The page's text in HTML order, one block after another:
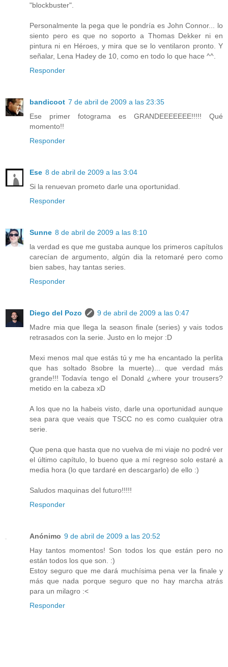
"blockbuster".
Personalmente la pega que le pondría es John Connor... lo
siento pero es que no soporto a Thomas Dekker ni en
pintura ni en Héroes, y mira que se lo ventilaron pronto. Y
señalar, Lena Hadey de 10, como en todo lo que hace ^^.
Responder
bandicoot 7 de abril de 2009 a las 23:35
Ese primer fotograma es GRANDEEEEEEE!!!!! Qué
momento!!
Responder
Ese 8 de abril de 2009 a las 3:04
Si la renuevan prometo darle una oportunidad.
Responder
Sunne 8 de abril de 2009 a las 8:10
la verdad es que me gustaba aunque los primeros capítulos
carecían de argumento, algún dia la retomaré pero como
bien sabes, hay tantas series.
Responder
Diego del Pozo
9 de abril de 2009 a las 0:47
Madre mia que llega la season finale (series) y vais todos
retrasados con la serie. Justo en lo mejor :D
Mexi menos mal que estás tú y me ha encantado la perlita
que has soltado 8sobre la muerte)... que verdad más
grande!!! Todavía tengo el Donald ¿where your trousers?
metido en la cabeza xD
A los que no la habeis visto, darle una oportunidad aunque
sea para que veais que TSCC no es como cualquier otra
serie.
Que pena que hasta que no vuelva de mi viaje no podré ver
el último capítulo, lo bueno que a mí regreso solo estaré a
media hora (lo que tardaré en descargarlo) de ello :)
Saludos maquinas del futuro!!!!!
Responder
Anónimo 9 de abril de 2009 a las 20:52
Hay tantos momentos! Son todos los que están pero no
están todos los que son. :)
Estoy seguro que me dará muchísima pena ver la finale y
más que nada porque seguro que no hay marcha atrás
para un milagro :<
Responder